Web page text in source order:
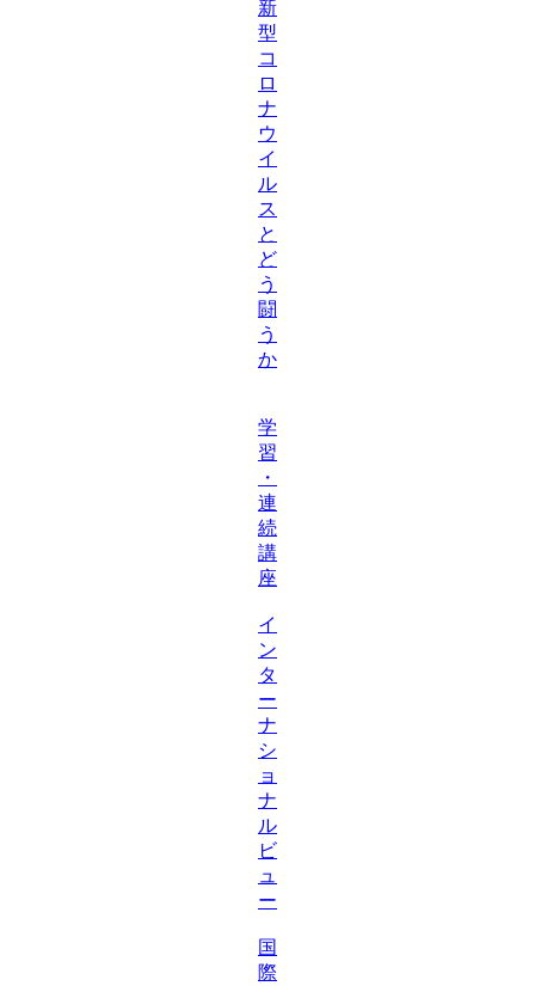
新
型
コ
ロ
ナ
ウ
イ
ル
ス
と
ど
う
闘
う
か
学
習
・
連
続
講
座
イ
ン
タ
ー
ナ
シ
ョ
ナ
ル
ビ
ュ
ー
国
際